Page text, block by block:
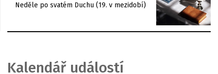
Neděle po svatém Duchu (19. v mezidobí)
Kalendář událostí